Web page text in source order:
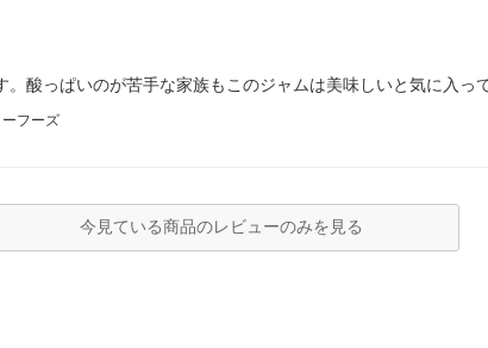
酸っぱいのが苦手な家族もこのジャムは美味しいと気に入っ
フーズ
今見ている商品のレビューのみを見る